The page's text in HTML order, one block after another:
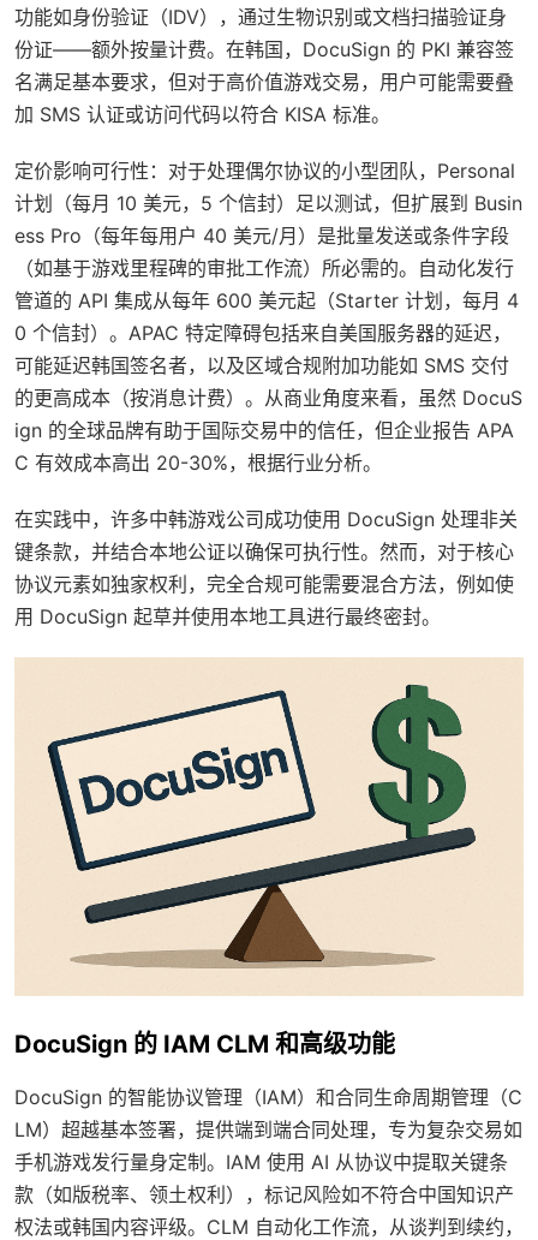
功能如身份验证（IDV），通过生物识别或文档扫描验证身
份证——额外按量计费。在韩国，DocuSign 的 PKI 兼容签
名满足基本要求，但对于高价值游戏交易，用户可能需要叠
加 SMS 认证或访问代码以符合 KISA 标准。
定价影响可行性：对于处理偶尔协议的小型团队，Personal
计划（每月 10 美元，5 个信封）足以测试，但扩展到 Busin
ess Pro（每年每用户 40 美元/月）是批量发送或条件字段
（如基于游戏里程碑的审批工作流）所必需的。自动化发行
管道的 API 集成从每年 600 美元起（Starter 计划，每月 4
0 个信封）。APAC 特定障碍包括来自美国服务器的延迟，
可能延迟韩国签名者，以及区域合规附加功能如 SMS 交付
的更高成本（按消息计费）。从商业角度来看，虽然 DocuS
ign 的全球品牌有助于国际交易中的信任，但企业报告 APA
C 有效成本高出 20-30%，根据行业分析。
在实践中，许多中韩游戏公司成功使用 DocuSign 处理非关
键条款，并结合本地公证以确保可执行性。然而，对于核心
协议元素如独家权利，完全合规可能需要混合方法，例如使
用 DocuSign 起草并使用本地工具进行最终密封。
DocuSign 的 IAM CLM 和高级功能
DocuSign 的智能协议管理（IAM）和合同生命周期管理（C
LM）超越基本签署，提供端到端合同处理，专为复杂交易如
手机游戏发行量身定制。IAM 使用 AI 从协议中提取关键条
款（如版税率、领土权利），标记风险如不符合中国知识产
权法或韩国内容评级。CLM 自动化工作流，从谈判到续约，